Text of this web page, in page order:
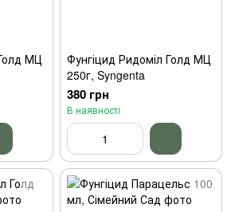
МЦ
Фунгіцид Ридоміл Голд МЦ
250г, Syngenta
380 грн
В наявності